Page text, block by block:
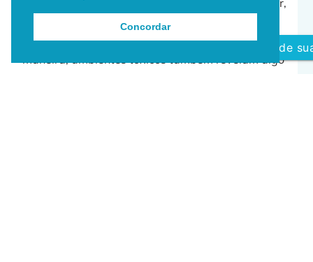
consciência, sua autoconfiança e sua força interior,
mais fácil se torna alinhar suas escolhas
profissionais com seu propósito de vida. Dessa
maneira, ambientes tóxicos também revelam algo
Agende
Concordar